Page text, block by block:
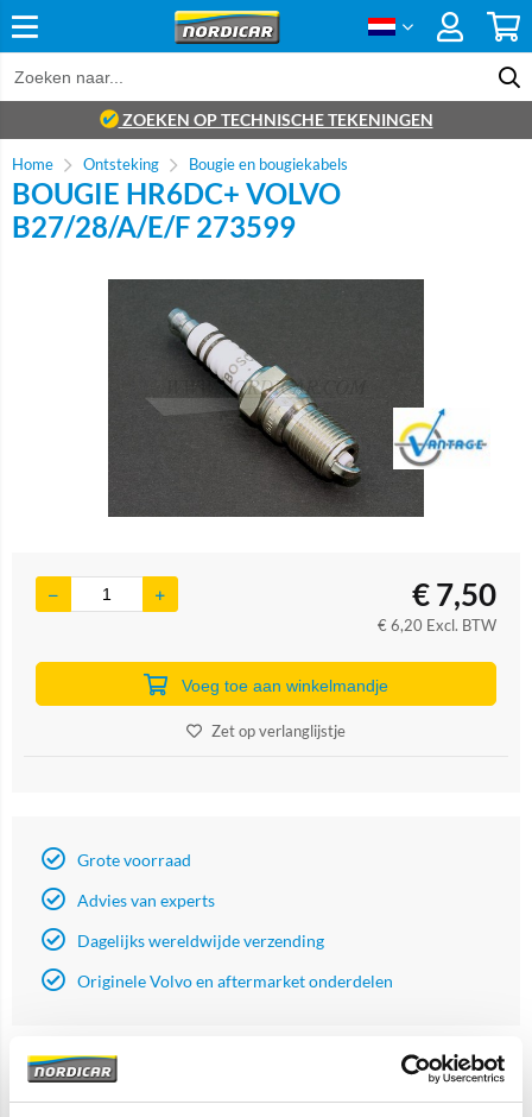
ZOEKEN OP TECHNISCHE TEKENINGEN
Home Ontsteking Bougie en bougiekabels
BOUGIE HR6DC+ VOLVO
B27/28/A/E/F 273599
Brand
€7,50
€6,20 Excl. BTW
Voeg toe aan winkelmandje
Zet op verlanglijstje
Grote voorraad
Advies van experts
Dagelijks wereldwijde verzending
Originele Volvo en aftermarket onderdelen
Artikelomschrijving